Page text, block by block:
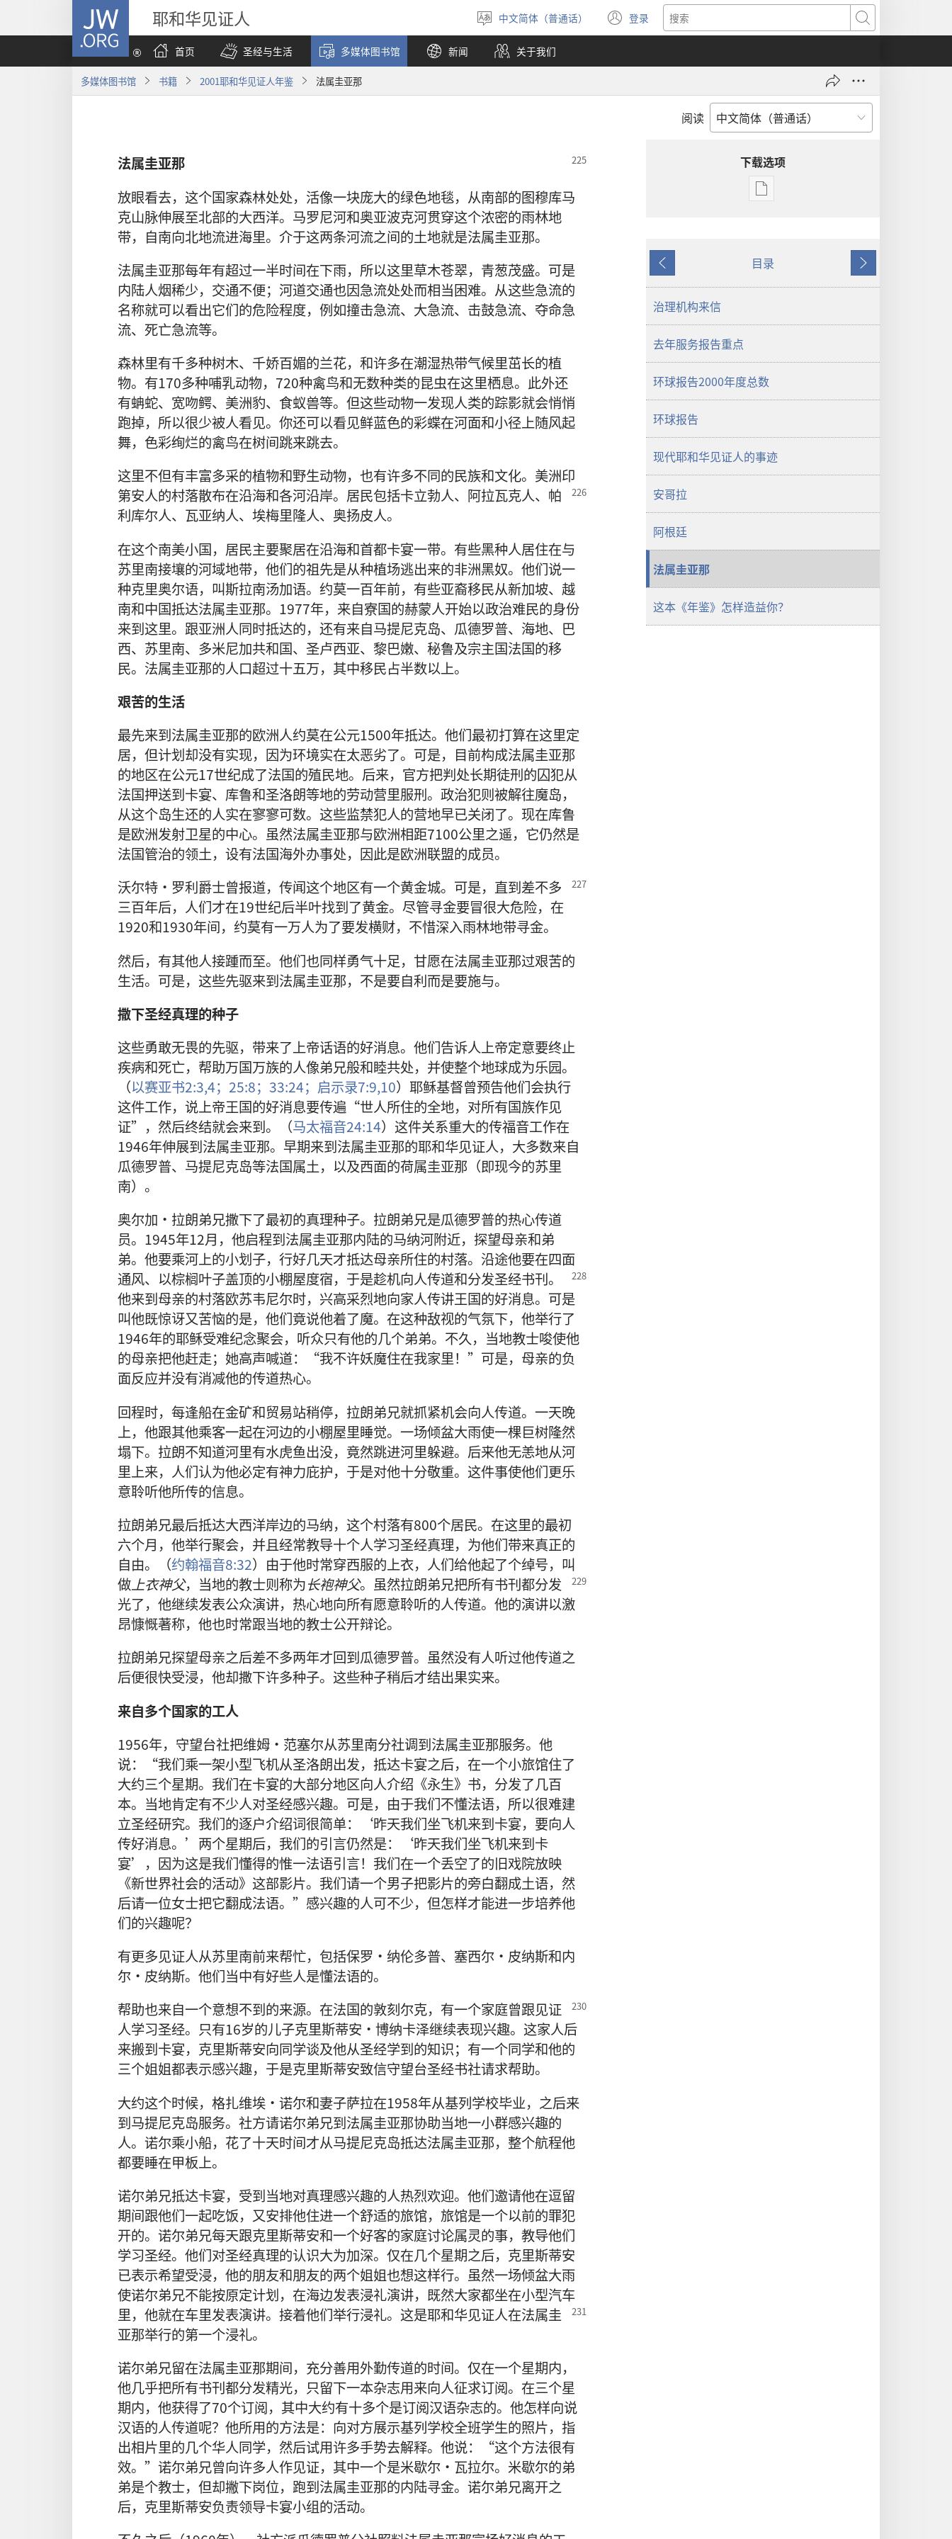
JW.ORG 耶和华见证人
选
择
语
言
中文简体（普通话） 登录
（打
开
窗
搜
索
首页
圣经与生活 多媒体图书馆 新闻 关于我们
多媒体图书馆 书籍 2001耶和华见证人年鉴 法属圭亚那
阅读
法属圭亚那
放眼看去，这个国家森林处处，活像一块庞大的绿色地毯，从南部的图穆库马
克山脉伸展至北部的大西洋。马罗尼河和奥亚波克河贯穿这个浓密的雨林地
带，自南向北地流进海里。介于这两条河流之间的土地就是法属圭亚那。
法属圭亚那每年有超过一半时间在下雨，所以这里草木苍翠，青葱茂盛。可是
内陆人烟稀少，交通不便；河道交通也因急流处处而相当困难。从这些急流的
名称就可以看出它们的危险程度，例如撞击急流、大急流、击鼓急流、夺命急
流、死亡急流等。
森林里有千多种树木、千娇百媚的兰花，和许多在潮湿热带气候里茁长的植
物。有170多种哺乳动物，720种禽鸟和无数种类的昆虫在这里栖息。此外还
有蚺蛇、宽吻鳄、美洲豹、食蚁兽等。但这些动物一发现人类的踪影就会悄悄
跑掉，所以很少被人看见。你还可以看见鲜蓝色的彩蝶在河面和小径上随风起
舞，色彩绚烂的禽鸟在树间跳来跳去。
这里不但有丰富多采的植物和野生动物，也有许多不同的民族和文化。美洲印
第安人的村落散布在沿海和各河沿岸。居民包括卡立勃人、阿拉瓦克人、帕
利库尔人、瓦亚纳人、埃梅里隆人、奥扬皮人。
在这个南美小国，居民主要聚居在沿海和首都卡宴一带。有些黑种人居住在与
苏里南接壤的河域地带，他们的祖先是从种植场逃出来的非洲黑奴。他们说一
种克里奥尔语，叫斯拉南汤加语。约莫一百年前，有些亚裔移民从新加坡、越
南和中国抵达法属圭亚那。1977年，来自寮国的赫蒙人开始以政治难民的身份
来到这里。跟亚洲人同时抵达的，还有来自马提尼克岛、瓜德罗普、海地、巴
西、苏里南、多米尼加共和国、圣卢西亚、黎巴嫩、秘鲁及宗主国法国的移
民。法属圭亚那的人口超过十五万，其中移民占半数以上。
艰苦的生活
最先来到法属圭亚那的欧洲人约莫在公元1500年抵达。他们最初打算在这里定
居，但计划却没有实现，因为环境实在太恶劣了。可是，目前构成法属圭亚那
的地区在公元17世纪成了法国的殖民地。后来，官方把判处长期徒刑的囚犯从
法国押送到卡宴、库鲁和圣洛朗等地的劳动营里服刑。政治犯则被解往魔岛，
从这个岛生还的人实在寥寥可数。这些监禁犯人的营地早已关闭了。现在库鲁
是欧洲发射卫星的中心。虽然法属圭亚那与欧洲相距7100公里之遥，它仍然是
法国管治的领土，设有法国海外办事处，因此是欧洲联盟的成员。
沃尔特·罗利爵士曾报道，传闻这个地区有一个黄金城。 可是，直到差不多
三百年后，人们才在19世纪后半叶找到了黄金。尽管寻金要冒很大危险，在
1920和1930年间，约莫有一万人为了要发横财，不惜深入雨林地带寻金。
然后，有其他人接踵而至。他们也同样勇气十足，甘愿在法属圭亚那过艰苦的
生活。可是，这些先驱来到法属圭亚那，不是要自利而是要施与。
撒下圣经真理的种子
这些勇敢无畏的先驱，带来了上帝话语的好消息。他们告诉人上帝定意要终止
疾病和死亡，帮助万国万族的人像弟兄般和睦共处，并使整个地球成为乐园。
（以赛亚书2:3,4； 25:8； 33:24； 启示录7:9,10）耶稣基督曾预告他们会执行
这件工作，说上帝王国的好消息要传遍“世人所住的全地，对所有国族作见
证”，然后终结就会来到。（马太福音24:14）这件关系重大的传福音工作在
1946年伸展到法属圭亚那。早期来到法属圭亚那的耶和华见证人，大多数来自
瓜德罗普、马提尼克岛等法国属土，以及西面的荷属圭亚那（即现今的苏里
南）。
奥尔加·拉朗弟兄撒下了最初的真理种子。拉朗弟兄是瓜德罗普的热心传道
员。1945年12月，他启程到法属圭亚那内陆的马纳河附近，探望母亲和弟
弟。他要乘河上的小划子，行好几天才抵达母亲所住的村落。沿途他要在四面
通风、以棕榈叶子盖顶的小棚屋度宿， 于是趁机向人传道和分发圣经书刊。
他来到母亲的村落欧苏韦尼尔时，兴高采烈地向家人传讲王国的好消息。可是
叫他既惊讶又苦恼的是，他们竟说他着了魔。在这种敌视的气氛下，他举行了
1946年的耶稣受难纪念聚会，听众只有他的几个弟弟。不久，当地教士唆使他
的母亲把他赶走；她高声喊道：“我不许妖魔住在我家里！”可是，母亲的负
面反应并没有消减他的传道热心。
回程时，每逢船在金矿和贸易站稍停，拉朗弟兄就抓紧机会向人传道。一天晚
上，他跟其他乘客一起在河边的小棚屋里睡觉。一场倾盆大雨使一棵巨树隆然
塌下。拉朗不知道河里有水虎鱼出没，竟然跳进河里躲避。后来他无恙地从河
里上来，人们认为他必定有神力庇护，于是对他十分敬重。这件事使他们更乐
意聆听他所传的信息。
拉朗弟兄最后抵达大西洋岸边的马纳，这个村落有800个居民。在这里的最初
六个月，他举行聚会，并且经常教导十个人学习圣经真理，为他们带来真正的
自由。（约翰福音8:32）由于他时常穿西服的上衣，人们给他起了个绰号，叫
做上衣神父，当地的教士则称为长袍神父。虽然拉朗弟兄把所有书刊都分发
光了，他继续发表公众演讲，热心地向所有愿意聆听的人传道。他的演讲以激
昂慷慨著称，他也时常跟当地的教士公开辩论。
拉朗弟兄探望母亲之后差不多两年才回到瓜德罗普。虽然没有人听过他传道之
后便很快受浸，他却撒下许多种子。这些种子稍后才结出果实来。
来自多个国家的工人
1956年，守望台社把维姆·范塞尔从苏里南分社调到法属圭亚那服务。他
说：“我们乘一架小型飞机从圣洛朗出发，抵达卡宴之后，在一个小旅馆住了
大约三个星期。我们在卡宴的大部分地区向人介绍《永生》书，分发了几百
本。当地肯定有不少人对圣经感兴趣。可是，由于我们不懂法语，所以很难建
立圣经研究。我们的逐户介绍词很简单：‘昨天我们坐飞机来到卡宴，要向人
传好消息。’两个星期后，我们的引言仍然是：‘昨天我们坐飞机来到卡
宴’，因为这是我们懂得的惟一法语引言！我们在一个丢空了的旧戏院放映
《新世界社会的活动》这部影片。我们请一个男子把影片的旁白翻成土语，然
后请一位女士把它翻成法语。”感兴趣的人可不少，但怎样才能进一步培养他
们的兴趣呢？
有更多见证人从苏里南前来帮忙，包括保罗·纳伦多普、塞西尔·皮纳斯和内
尔·皮纳斯。他们当中有好些人是懂法语的。
帮助也来自一个意想不到的来源。在法国的敦刻尔克， 有一个家庭曾跟见证
人学习圣经。只有16岁的儿子克里斯蒂安·博纳卡泽继续表现兴趣。这家人后
来搬到卡宴，克里斯蒂安向同学谈及他从圣经学到的知识；有一个同学和他的
三个姐姐都表示感兴趣，于是克里斯蒂安致信守望台圣经书社请求帮助。
大约这个时候，格扎维埃·诺尔和妻子萨拉在1958年从基列学校毕业，之后来
到马提尼克岛服务。社方请诺尔弟兄到法属圭亚那协助当地一小群感兴趣的
人。诺尔乘小船，花了十天时间才从马提尼克岛抵达法属圭亚那，整个航程他
都要睡在甲板上。
诺尔弟兄抵达卡宴，受到当地对真理感兴趣的人热烈欢迎。他们邀请他在逗留
期间跟他们一起吃饭，又安排他住进一个舒适的旅馆，旅馆是一个以前的罪犯
开的。诺尔弟兄每天跟克里斯蒂安和一个好客的家庭讨论属灵的事，教导他们
学习圣经。他们对圣经真理的认识大为加深。仅在几个星期之后，克里斯蒂安
已表示希望受浸，他的朋友和朋友的两个姐姐也想这样行。虽然一场倾盆大雨
使诺尔弟兄不能按原定计划，在海边发表浸礼演讲，既然大家都坐在小型汽车
里， 他就在车里发表演讲。接着他们举行浸礼。这是耶和华见证人在法属圭
亚那举行的第一个浸礼。
诺尔弟兄留在法属圭亚那期间，充分善用外勤传道的时间。仅在一个星期内，
他几乎把所有书刊都分发精光，只留下一本杂志用来向人征求订阅。在三个星
期内，他获得了70个订阅，其中大约有十多个是订阅汉语杂志的。他怎样向说
汉语的人传道呢？他所用的方法是：向对方展示基列学校全班学生的照片，指
出相片里的几个华人同学，然后试用许多手势去解释。他说：“这个方法很有
效。”诺尔弟兄曾向许多人作见证，其中一个是米歇尔·瓦拉尔。米歇尔的弟
弟是个教士，但却撇下岗位，跑到法属圭亚那的内陆寻金。诺尔弟兄离开之
后，克里斯蒂安负责领导卡宴小组的活动。
下载选项
出
载
华
见
证
年
鉴
上
一
页
目录
下
一
治理机构来信
去年服务报告重点
环球报告2000年度总数
环球报告
现代耶和华见证人的事迹
安哥拉
阿根廷
法属圭亚那
这本《年鉴》怎样造益你？